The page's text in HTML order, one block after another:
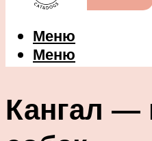
Меню
Меню
Кангал —